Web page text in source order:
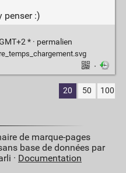
penser :)
* · permalien
·
20 50 100
de marque-pages
base de données par
· Documentation